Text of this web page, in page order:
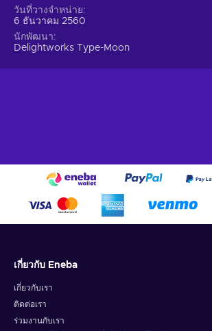
วันที่วางจำหน่าย
6 ธันวาคม 2560
นักพัฒนา
Delightworks Type-Moon
เกี่ยวกับ Eneba
เกี่ยวกับเรา
ติดต่อเรา
ร่วมงานกับเรา